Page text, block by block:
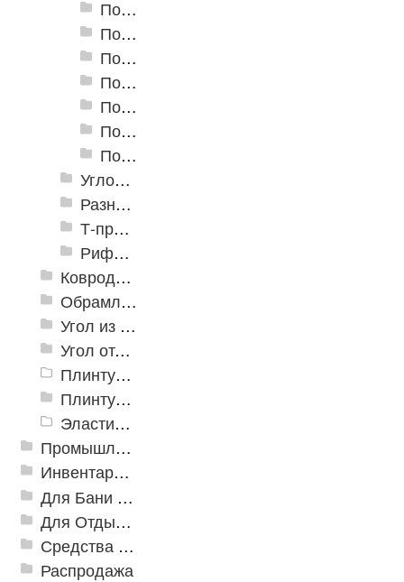
Пороги алюминиевые А-30 30х5 мм (открытый крепеж)
Пороги алюминиевые А-39 39х5,4 мм (открытый крепеж)
Пороги алюминиевые А-45 45х4,4 мм (открытый крепеж)
Пороги алюминиевые B-1 30х4,2 мм (скрытый крепеж)
Пороги алюминиевые B-2 37х4,4 мм (скрытый крепеж)
Пороги алюминиевые B-4 41х6-13 мм (скрытый крепеж)
Пороги алюминиевые B-5 80х4,6 мм (скрытый крепеж)
Угловые алюминиевые пороги
Разноуровневые алюминиевые профили
Т-профиль
Рифленые алюминиевые листы и углы квинтет
Ковродержатели
Обрамление
Угол из ПВХ
Угол отделочный арочный
Плинтус для столешниц
Плинтусы «KronPlast»
Эластичный напольно-стыковочный профиль Cezar
Промышленный текстиль
Инвентарь для клининга
Для Бани и Сауны
Для Отдыха и Пикника
Средства от насекомых и садовых вредителей
Распродажа